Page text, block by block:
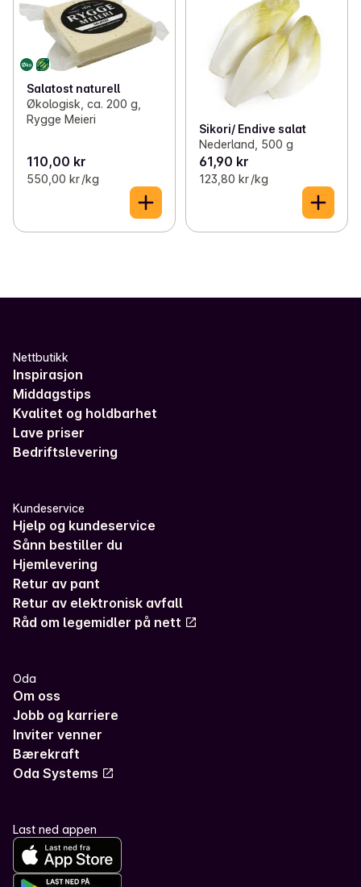
Salatost naturell
Økologisk, ca. 200 g,
Rygge Meieri
110,00 kr
550,00 kr /kg
Sikori/ Endive salat
Nederland, 500 g
61,90 kr
123,80 kr /kg
Nettbutikk
Inspirasjon
Middagstips
Kvalitet og holdbarhet
Lave priser
Bedriftslevering
Kundeservice
Hjelp og kundeservice
Sånn bestiller du
Hjemlevering
Retur av pant
Retur av elektronisk avfall
Råd om legemidler på nett
Oda
Om oss
Jobb og karriere
Inviter venner
Bærekraft
Oda Systems
Last ned appen